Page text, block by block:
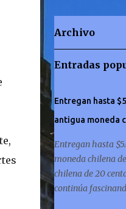
Archivo
Entradas
Entregan hasta
antigua moneda
Entregan hasta
moneda chilena
chilena de 20
continúa